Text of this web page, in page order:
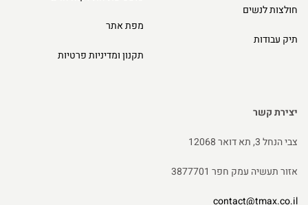
חולצות לנשים
תיק עבודות
מפת אתר
תקנון ומדיניות פרטיות
יצירת קשר
צבי הנחל 3, תא דואר 12068
אזור תעשיה עמק חפר 3877701
contact@tmax.co.il